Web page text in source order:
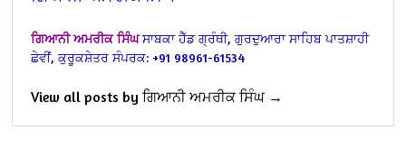
ਗਿਆਨੀ ਅਮਰੀਕ ਸਿੰਘ ਸਾਬਕਾ ਹੈੱਡ ਗ੍ਰੰਥੀ, ਗੁਰਦੁਆਰਾ ਸਾਹਿਬ ਪਾਤਸ਼ਾਹੀ
ਛੇਵੀਂ, ਕੁਰੂਕਸ਼ੇਤਰ ਸੰਪਰਕ: +91 98961-61534
View all posts by ਗਿਆਨੀ ਅਮਰੀਕ ਸਿੰਘ →